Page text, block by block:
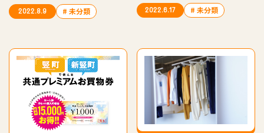
2022.8.9 # 未分類 2022.6.17 # 未分類